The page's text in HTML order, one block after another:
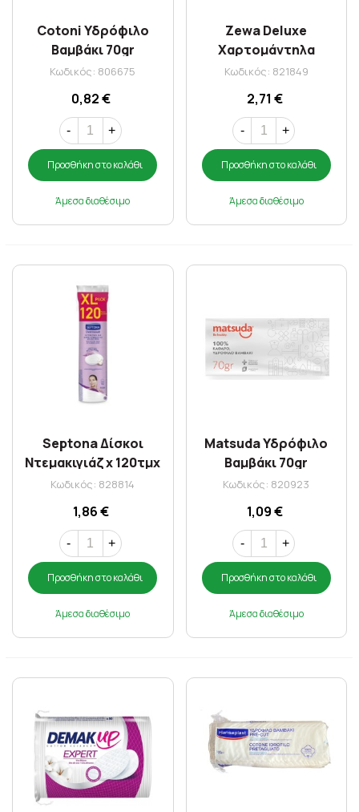
Cotoni Υδρόφιλο
Βαμβάκι 70gr
Κωδικός: 806675
0,82 €
- +
Προσθήκη στο καλάθι
Άμεσα διαθέσιμο
Zewa Deluxe
Χαρτομάντηλα
Επιτραπέζια 3φύλλων
Κωδικός: 821849
2,71 €
- +
Προσθήκη στο καλάθι
Άμεσα διαθέσιμο
Septona Δίσκοι
Ντεμακιγιάζ x 120τμχ
Κωδικός: 828814
1,86 €
- +
Προσθήκη στο καλάθι
Άμεσα διαθέσιμο
Matsuda Υδρόφιλο
Βαμβάκι 70gr
Κωδικός: 820923
1,09 €
- +
Προσθήκη στο καλάθι
Άμεσα διαθέσιμο